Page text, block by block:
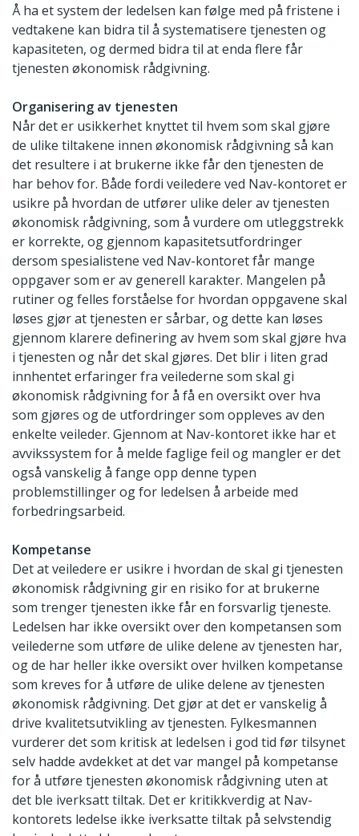
Å ha et system der ledelsen kan følge med på fristene i
vedtakene kan bidra til å systematisere tjenesten og
kapasiteten, og dermed bidra til at enda flere får
tjenesten økonomisk rådgivning.
Organisering av tjenesten
Når det er usikkerhet knyttet til hvem som skal gjøre
de ulike tiltakene innen økonomisk rådgivning så kan
det resultere i at brukerne ikke får den tjenesten de
har behov for. Både fordi veiledere ved Nav-kontoret er
usikre på hvordan de utfører ulike deler av tjenesten
økonomisk rådgivning, som å vurdere om utleggstrekk
er korrekte, og gjennom kapasitetsutfordringer
dersom spesialistene ved Nav-kontoret får mange
oppgaver som er av generell karakter. Mangelen på
rutiner og felles forståelse for hvordan oppgavene skal
løses gjør at tjenesten er sårbar, og dette kan løses
gjennom klarere definering av hvem som skal gjøre hva
i tjenesten og når det skal gjøres. Det blir i liten grad
innhentet erfaringer fra veilederne som skal gi
økonomisk rådgivning for å få en oversikt over hva
som gjøres og de utfordringer som oppleves av den
enkelte veileder. Gjennom at Nav-kontoret ikke har et
avvikssystem for å melde faglige feil og mangler er det
også vanskelig å fange opp denne typen
problemstillinger og for ledelsen å arbeide med
forbedringsarbeid.
Kompetanse
Det at veiledere er usikre i hvordan de skal gi tjenesten
økonomisk rådgivning gir en risiko for at brukerne
som trenger tjenesten ikke får en forsvarlig tjeneste.
Ledelsen har ikke oversikt over den kompetansen som
veilederne som utføre de ulike delene av tjenesten har,
og de har heller ikke oversikt over hvilken kompetanse
som kreves for å utføre de ulike delene av tjenesten
økonomisk rådgivning. Det gjør at det er vanskelig å
drive kvalitetsutvikling av tjenesten. Fylkesmannen
vurderer det som kritisk at ledelsen i god tid før tilsynet
selv hadde avdekket at det var mangel på kompetanse
for å utføre tjenesten økonomisk rådgivning uten at
det ble iverksatt tiltak. Det er kritikkverdig at Nav-
kontorets ledelse ikke iverksatte tiltak på selvstendig